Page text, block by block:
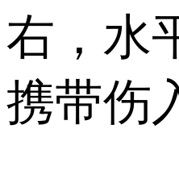
右，水
携带伤